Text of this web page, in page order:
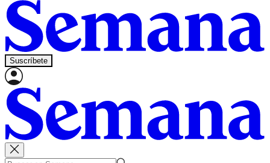
Suscríbete